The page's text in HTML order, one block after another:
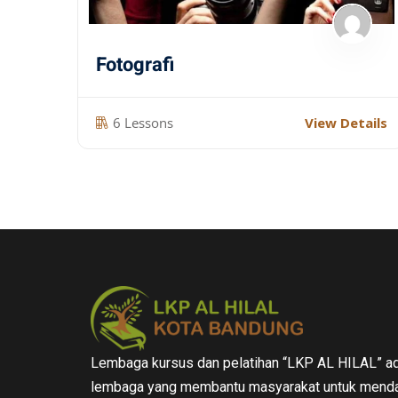
Fotografi
6 Lessons View Details
Lembaga kursus dan pelatihan “LKP AL HILAL”
lembaga yang membantu masyarakat untuk